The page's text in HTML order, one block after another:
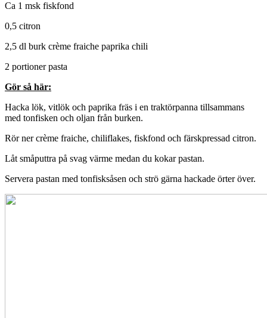
Ca 1 msk fiskfond
0,5 citron
2,5 dl burk crème fraiche paprika chili
2 portioner pasta
Gör så här:
Hacka lök, vitlök och paprika fräs i en traktörpanna tillsammans
med tonfisken och oljan från burken.
Rör ner crème fraiche, chiliflakes, fiskfond och färskpressad citron.
Låt småputtra på svag värme medan du kokar pastan.
Servera pastan med tonfisksåsen och strö gärna hackade örter över.